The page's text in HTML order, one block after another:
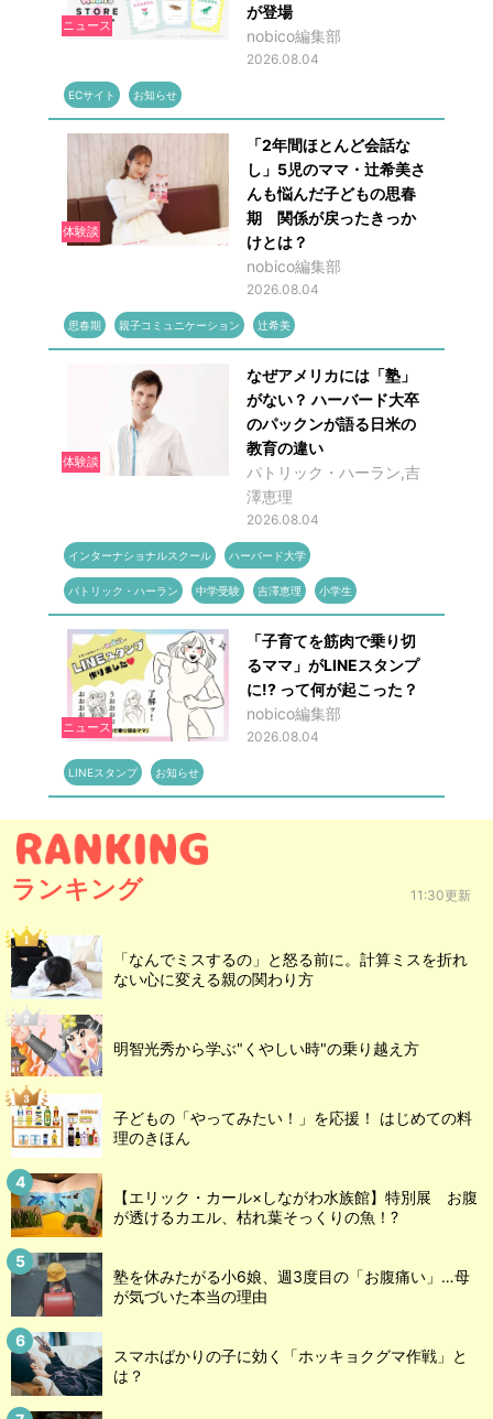
ニュース
が登場
nobico編集部
2026.08.04
ECサイト お知らせ
体験談
「2年間ほとんど会話な
し」5児のママ・辻希美さ
んも悩んだ子どもの思春
期 関係が戻ったきっか
けとは？
nobico編集部
2026.08.04
思春期 親子コミュニケーション 辻希美
体験談
なぜアメリカには「塾」
がない？ ハーバード大卒
のパックンが語る日米の
教育の違い
パトリック・ハーラン,吉
澤恵理
2026.08.04
インターナショナルスクール ハーバード大学
パトリック・ハーラン 中学受験 吉澤恵理 小学生
ニュース
「子育てを筋肉で乗り切
るママ」がLINEスタンプ
に!? って何が起こった？
nobico編集部
2026.08.04
LINEスタンプ お知らせ
ランキング 11:30更新
「なんでミスするの」と怒る前に。計算ミスを折れ
ない心に変える親の関わり方
明智光秀から学ぶ"くやしい時"の乗り越え方
子どもの「やってみたい！」を応援！ はじめての料
理のきほん
【エリック・カール×しながわ水族館】特別展 お腹
が透けるカエル、枯れ葉そっくりの魚！?
塾を休みたがる小6娘、週3度目の「お腹痛い」…母
が気づいた本当の理由
スマホばかりの子に効く「ホッキョクグマ作戦」と
は？